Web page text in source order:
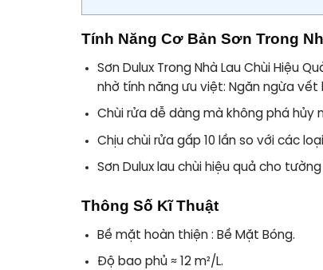
Tính Năng Cơ Bản Sơn Trong
Sơn Dulux Trong Nhà Lau Chùi Hiệu
nhờ tính năng ưu việt: Ngăn ngừa
Chùi rửa dễ dàng mà không phá hủy
Chịu chùi rửa gấp 10 lần so với các
Sơn Dulux lau chùi hiệu quả cho
Thông Số Kĩ Thuật
Bề mặt hoàn thiện : Bề Mặt Bóng.
Độ bao phủ ≈ 12 m²/L.